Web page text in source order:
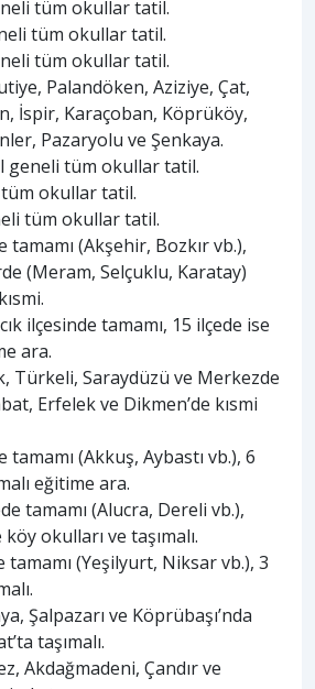
tüm okullar tatil.
tüm okullar tatil.
tüm okullar tatil.
Palandöken, Aziziye, Çat,
İspir, Karaçoban, Köprüköy,
Pazaryolu ve Şenkaya.
geneli tüm okullar tatil.
okullar tatil.
tüm okullar tatil.
tamamı (Akşehir, Bozkır vb.),
(Meram, Selçuklu, Karatay)
ilçesinde tamamı, 15 ilçede ise
ara.
Türkeli, Saraydüzü ve Merkezde
Erfelek ve Dikmen’de kısmi
tamamı (Akkuş, Aybastı vb.), 6
eğitime ara.
tamamı (Alucra, Dereli vb.),
okulları ve taşımalı.
tamamı (Yeşilyurt, Niksar vb.), 3
Şalpazarı ve Köprübaşı’nda
taşımalı.
Akdağmadeni, Çandır ve